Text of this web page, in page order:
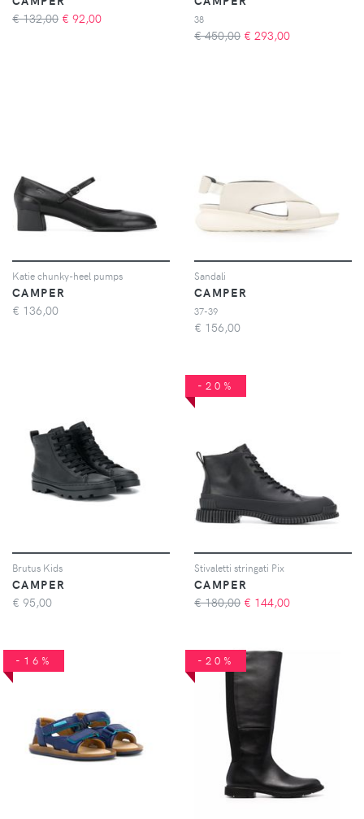
€ 132,00 € 92,00 38
€ 450,00 € 293,00
Katie chunky-heel pumps
CAMPER
€ 136,00
Sandali
CAMPER
37-39
€ 156,00
Brutus Kids
CAMPER
€ 95,00
-20%
Stivaletti stringati Pix
CAMPER
€ 180,00 € 144,00
-16% -20%